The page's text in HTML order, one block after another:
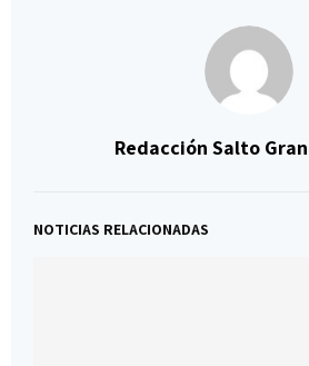
Redacción Salto
NOTICIAS RELACIONADAS